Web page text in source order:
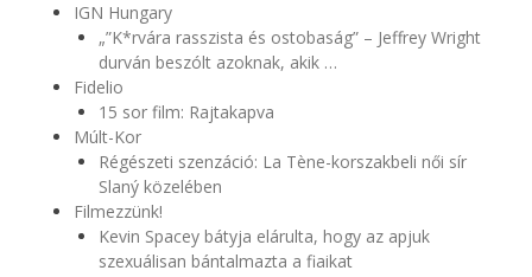
IGN Hungary
„”K*rvára rasszista és ostobaság” – Jeffrey Wright
durván beszólt azoknak, akik …
Fidelio
15 sor film: Rajtakapva
Múlt-Kor
Régészeti szenzáció: La Tène-korszakbeli női sír
Slaný közelében
Filmezzünk!
Kevin Spacey bátyja elárulta, hogy az apjuk
szexuálisan bántalmazta a fiaikat